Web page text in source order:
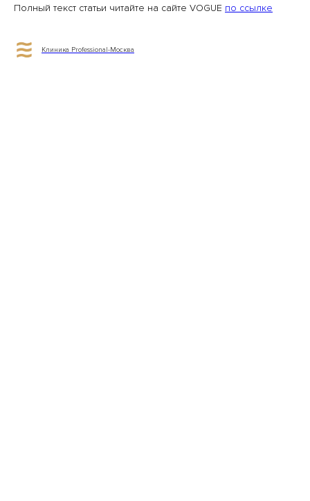
Полный текст статьи читайте на сайте VOGUE по ссылке
Клиника Professional-Москва